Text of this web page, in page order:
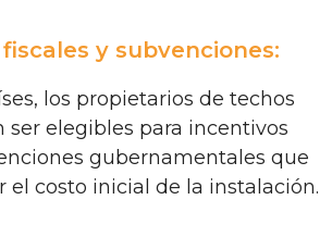
y subvenciones:
los propietarios de techos
ser elegibles para incentivos
gubernamentales que
el costo inicial de la instalación.